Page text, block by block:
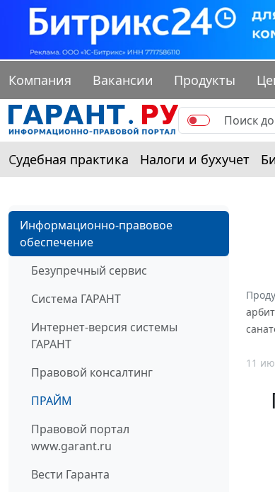
Компания Вакансии Продукты
Судебная практика Налоги и бухучет
Информационно-правовое
обеспечение
Безупречный сервис
Система ГАРАНТ
Интернет-версия системы
ГАРАНТ
Правовой консалтинг
ПРАЙМ
Правовой портал
www.garant.ru
Вести Гаранта
11